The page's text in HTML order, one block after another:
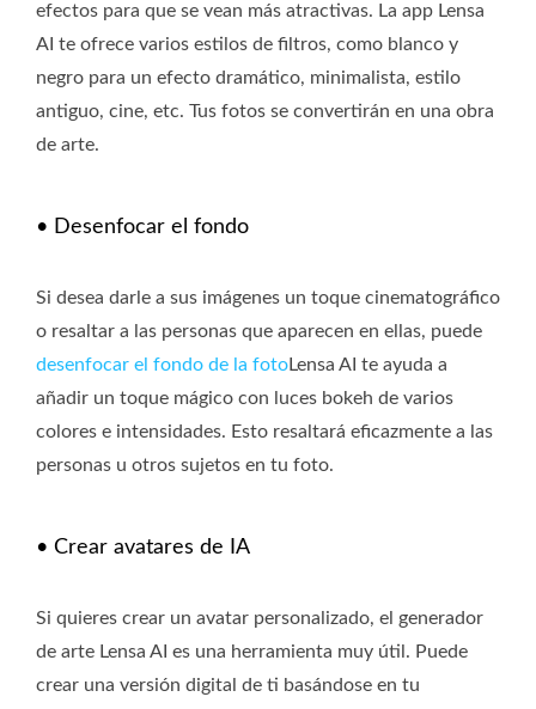
efectos para que se vean más atractivas. La app Lensa
AI te ofrece varios estilos de filtros, como blanco y
negro para un efecto dramático, minimalista, estilo
antiguo, cine, etc. Tus fotos se convertirán en una obra
de arte.
• Desenfocar el fondo
Si desea darle a sus imágenes un toque cinematográfico
o resaltar a las personas que aparecen en ellas, puede
desenfocar el fondo de la fotoLensa AI te ayuda a
añadir un toque mágico con luces bokeh de varios
colores e intensidades. Esto resaltará eficazmente a las
personas u otros sujetos en tu foto.
• Crear avatares de IA
Si quieres crear un avatar personalizado, el generador
de arte Lensa AI es una herramienta muy útil. Puede
crear una versión digital de ti basándose en tu